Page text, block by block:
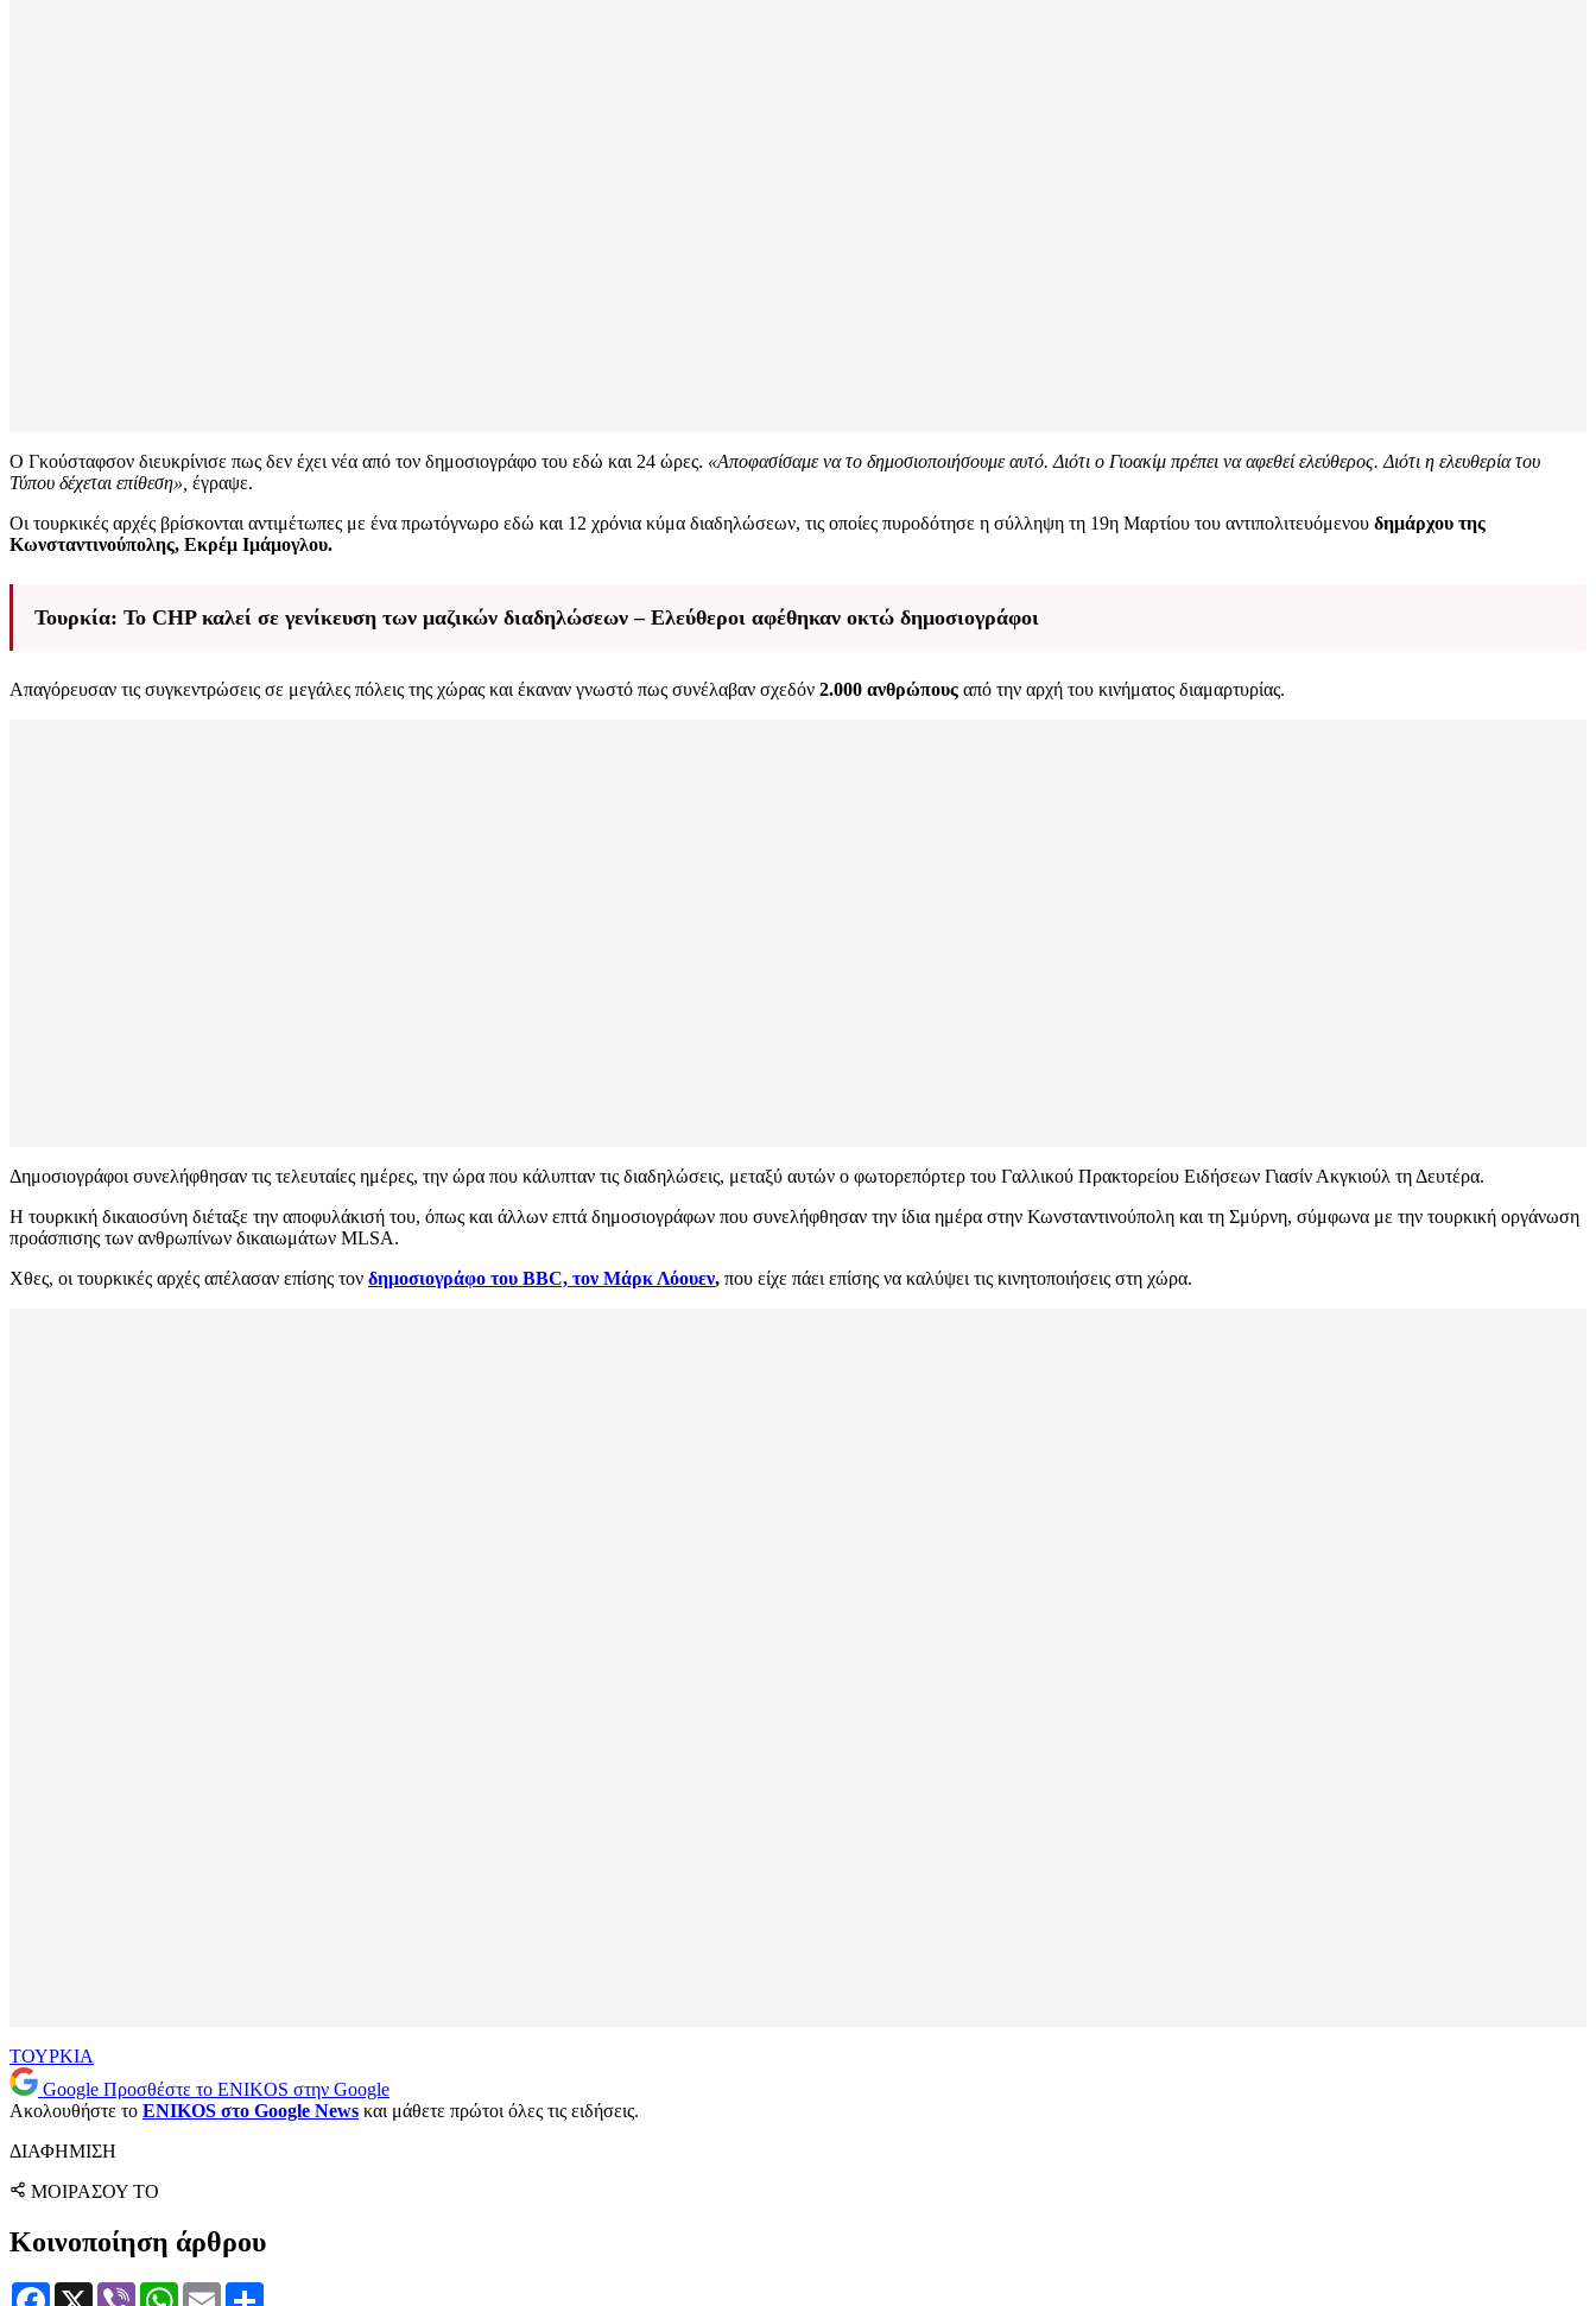
Ο Γκούσταφσον διευκρίνισε πως δεν έχει νέα από τον δημοσιογράφο του εδώ και 24 ώρες. «Αποφασίσαμε να το δημοσιοποιήσουμε αυτό. Διότι ο Γιοακίμ πρέπει να αφεθεί ελεύθερος. Διότι η ελευθερία του
Τύπου δέχεται επίθεση», έγραψε.
Οι τουρκικές αρχές βρίσκονται αντιμέτωπες με ένα πρωτόγνωρο εδώ και 12 χρόνια κύμα διαδηλώσεων, τις οποίες πυροδότησε η σύλληψη τη 19η Μαρτίου του αντιπολιτευόμενου δημάρχου της
Κωνσταντινούπολης, Εκρέμ Ιμάμογλου.
Τουρκία: Το CHP καλεί σε γενίκευση των μαζικών διαδηλώσεων – Ελεύθεροι αφέθηκαν οκτώ δημοσιογράφοι
Απαγόρευσαν τις συγκεντρώσεις σε μεγάλες πόλεις της χώρας και έκαναν γνωστό πως συνέλαβαν σχεδόν 2.000 ανθρώπους από την αρχή του κινήματος διαμαρτυρίας.
Δημοσιογράφοι συνελήφθησαν τις τελευταίες ημέρες, την ώρα που κάλυπταν τις διαδηλώσεις, μεταξύ αυτών ο φωτορεπόρτερ του Γαλλικού Πρακτορείου Ειδήσεων Γιασίν Ακγκιούλ τη Δευτέρα.
Η τουρκική δικαιοσύνη διέταξε την αποφυλάκισή του, όπως και άλλων επτά δημοσιογράφων που συνελήφθησαν την ίδια ημέρα στην Κωνσταντινούπολη και τη Σμύρνη, σύμφωνα με την τουρκική οργάνωση
προάσπισης των ανθρωπίνων δικαιωμάτων MLSA.
Χθες, οι τουρκικές αρχές απέλασαν επίσης τον δημοσιογράφο του BBC, τον Μάρκ Λόουεν, που είχε πάει επίσης να καλύψει τις κινητοποιήσεις στη χώρα.
ΤΟΥΡΚΙΑ
Google Προσθέστε το ENIKOS στην Google
Ακολουθήστε το ENIKOS στο Google News και μάθετε πρώτοι όλες τις ειδήσεις.
ΔΙΑΦΗΜΙΣΗ
ΜΟΙΡΑΣΟΥ ΤΟ
Κοινοποίηση άρθρου
Facebook
X Viber WhatsApp
Email